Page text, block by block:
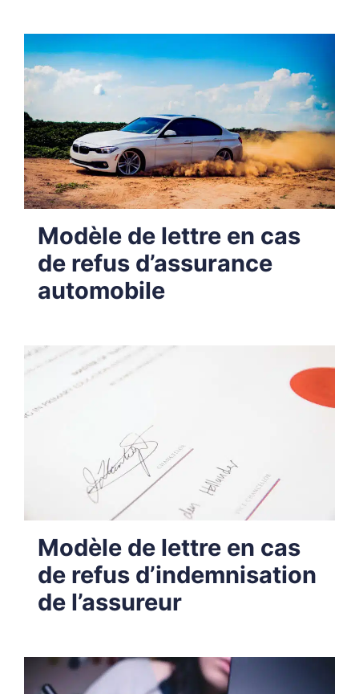
Modèle de lettre en cas
de refus d’assurance
automobile
Modèle de lettre en cas
de refus d’indemnisation
de l’assureur